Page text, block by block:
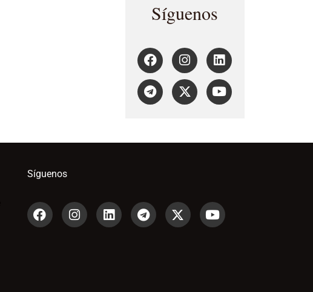
Síguenos
Síguenos